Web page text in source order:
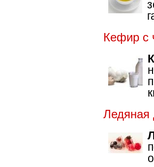
Кефир с
Ледяная